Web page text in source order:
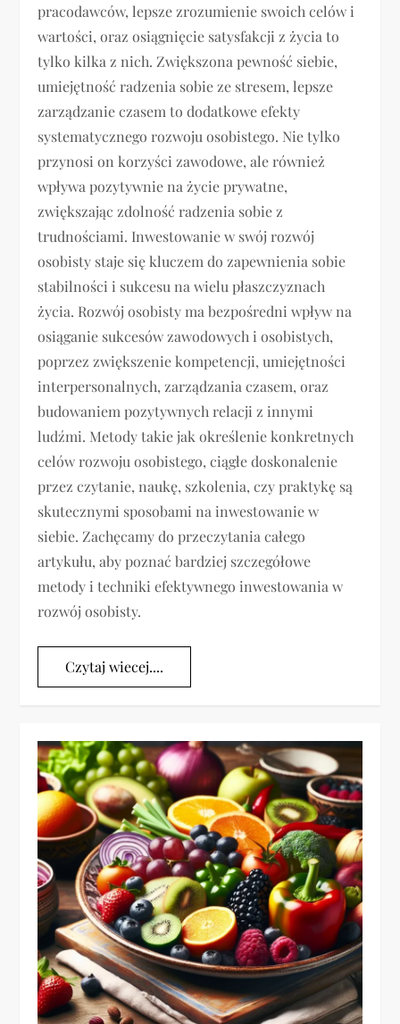
pracodawców, lepsze zrozumienie swoich celów i
wartości, oraz osiągnięcie satysfakcji z życia to
tylko kilka z nich. Zwiększona pewność siebie,
umiejętność radzenia sobie ze stresem, lepsze
zarządzanie czasem to dodatkowe efekty
systematycznego rozwoju osobistego. Nie tylko
przynosi on korzyści zawodowe, ale również
wpływa pozytywnie na życie prywatne,
zwiększając zdolność radzenia sobie z
trudnościami. Inwestowanie w swój rozwój
osobisty staje się kluczem do zapewnienia sobie
stabilności i sukcesu na wielu płaszczyznach
życia. Rozwój osobisty ma bezpośredni wpływ na
osiąganie sukcesów zawodowych i osobistych,
poprzez zwiększenie kompetencji, umiejętności
interpersonalnych, zarządzania czasem, oraz
budowaniem pozytywnych relacji z innymi
ludźmi. Metody takie jak określenie konkretnych
celów rozwoju osobistego, ciągłe doskonalenie
przez czytanie, naukę, szkolenia, czy praktykę są
skutecznymi sposobami na inwestowanie w
siebie. Zachęcamy do przeczytania całego
artykułu, aby poznać bardziej szczegółowe
metody i techniki efektywnego inwestowania w
rozwój osobisty.
Czytaj wiecej....